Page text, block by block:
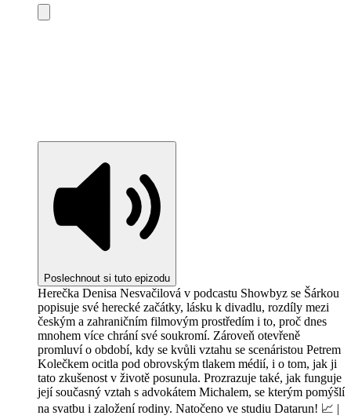
Poslechnout si tuto epizodu
Herečka Denisa Nesvačilová v podcastu Showbyz se Šárkou
popisuje své herecké začátky, lásku k divadlu, rozdíly mezi
českým a zahraničním filmovým prostředím i to, proč dnes
mnohem více chrání své soukromí. Zároveň otevřeně
promluví o období, kdy se kvůli vztahu se scenáristou Petrem
Kolečkem ocitla pod obrovským tlakem médií, i o tom, jak ji
tato zkušenost v životě posunula. Prozrazuje také, jak funguje
její současný vztah s advokátem Michalem, se kterým pomýšlí
na svatbu i založení rodiny. Natočeno ve studiu Datarun! 📈 |